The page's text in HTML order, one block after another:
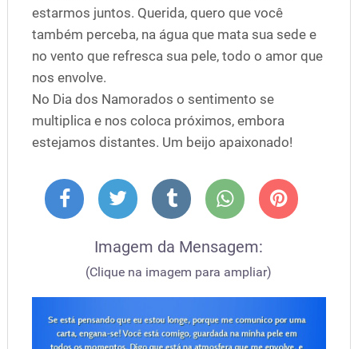
estarmos juntos. Querida, quero que você
também perceba, na água que mata sua sede e
no vento que refresca sua pele, todo o amor que
nos envolve.
No Dia dos Namorados o sentimento se
multiplica e nos coloca próximos, embora
estejamos distantes. Um beijo apaixonado!
Imagem da Mensagem:
(Clique na imagem para ampliar)